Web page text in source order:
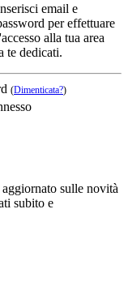
email e
per effettuare
alla tua area
te dedicati.
(Dimenticata?)
sulle novità
subito e